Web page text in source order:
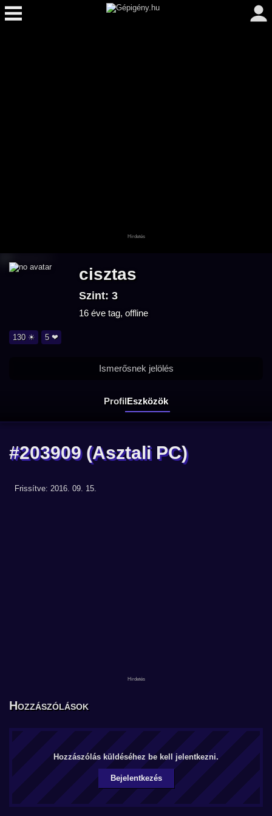
cisztas
Szint: 3
16 éve tag, offline
130 ☀ 5 ❤
ProfilEszközök
Ismerősnek jelölés
#203909 (Asztali PC)
Frissítve: 2016. 09. 15.
Hozzászólások
Hozzászólás küldéséhez be kell jelentkezni.
Bejelentkezés